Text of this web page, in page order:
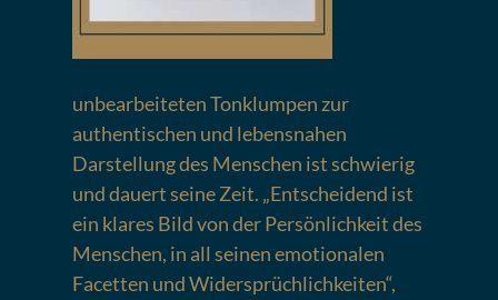
unbearbeiteten Tonklumpen zur
authentischen und lebensnahen
Darstellung des Menschen ist schwierig
und dauert seine Zeit. „Entscheidend ist
ein klares Bild von der Persönlichkeit des
Menschen, in all seinen emotionalen
Facetten und Widersprüchlichkeiten“,